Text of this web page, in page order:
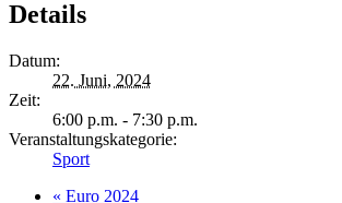
Details
Datum:
22. Juni, 2024
Zeit:
6:00 p.m. - 7:30 p.m.
Veranstaltungskategorie:
Sport
« Euro 2024